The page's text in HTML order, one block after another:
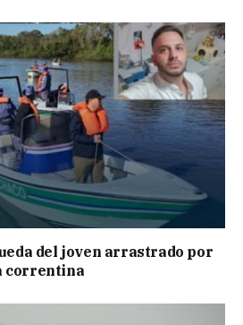
del joven arrastrado por
correntina